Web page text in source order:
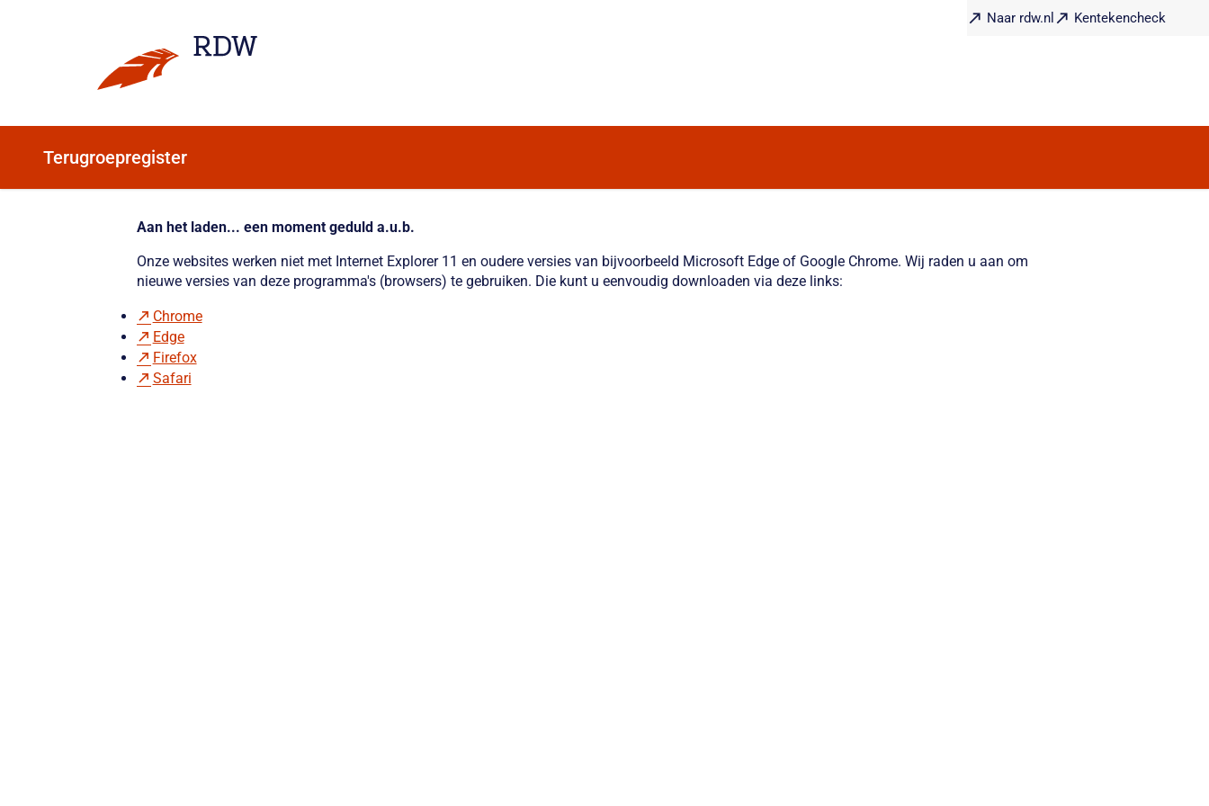
Naar rdw.nl Kentekencheck
Terugroepregister
Aan het laden... een moment geduld a.u.b.
Onze websites werken niet met Internet Explorer 11 en oudere versies van bijvoorbeeld Microsoft Edge of Google Chrome. Wij raden u aan om
nieuwe versies van deze programma's (browsers) te gebruiken. Die kunt u eenvoudig downloaden via deze links:
Chrome
Edge
Firefox
Safari